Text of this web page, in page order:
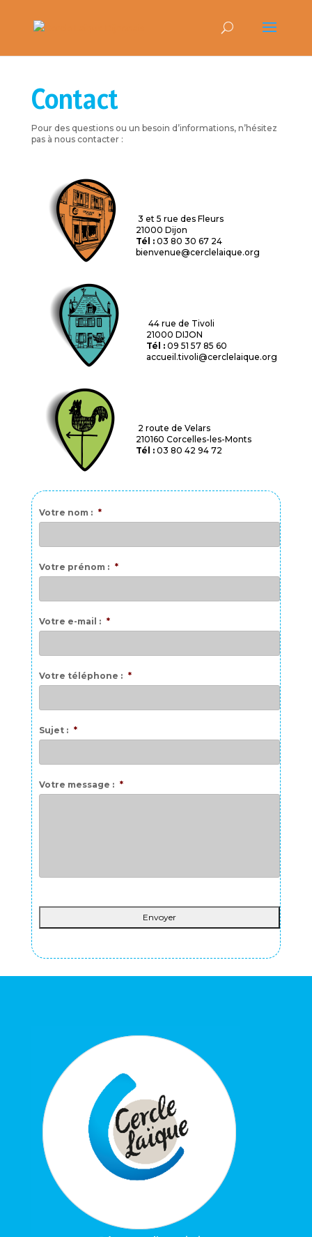
Contact
Pour des questions ou un besoin d’informations, n’hésitez
pas à nous contacter :
3 et 5 rue des Fleurs
21000 Dijon
Tél :03 80 30 67 24
bienvenue@cerclelaique.org
44 rue de Tivoli
21000 DIJON
Tél :09 51 57 85 60
accueil.tivoli@cerclelaique.org
2 route de Velars
210160 Corcelles-les-Monts
Tél :03 80 42 94 72
Votre nom : *
Votre prénom : *
Votre e-mail : *
Votre téléphone : *
Sujet : *
Votre message : *